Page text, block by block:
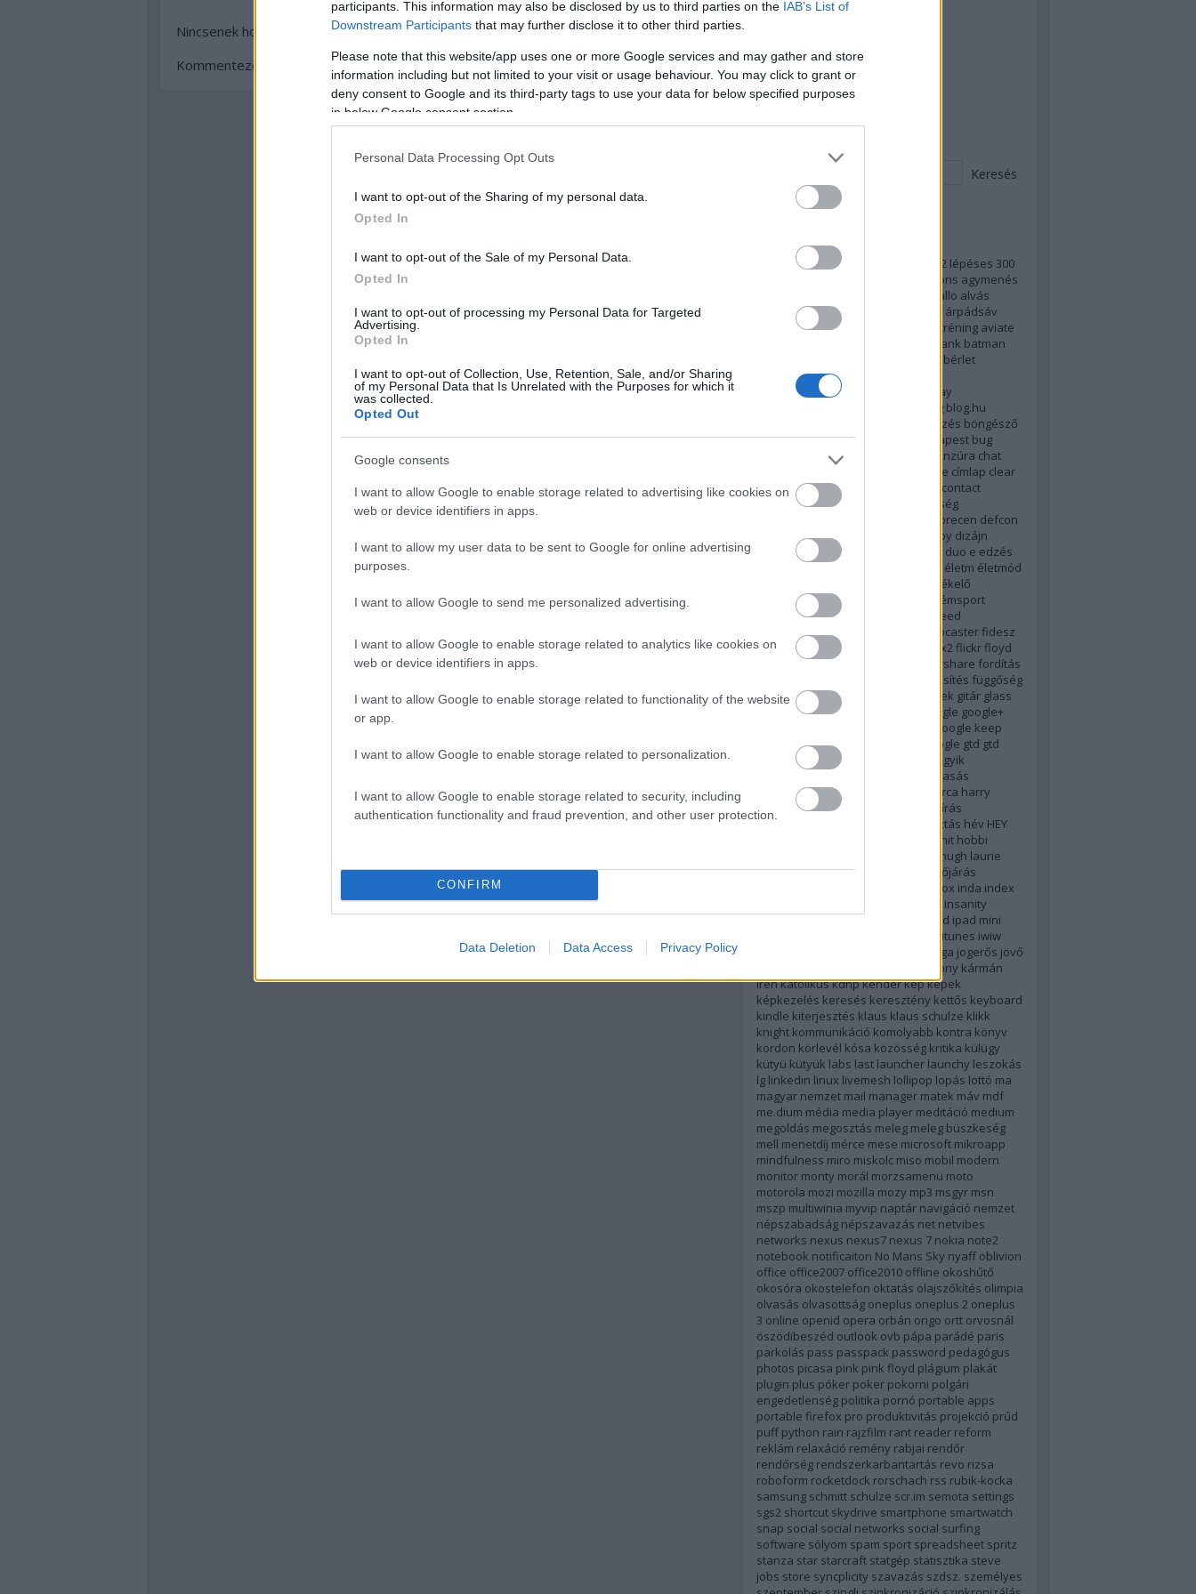
participants. This information may also be disclosed by us to third parties on the IAB’s List of
Downstream Participants that may further disclose it to other third parties.
Please note that this website/app uses one or more Google services and may gather and store
information including but not limited to your visit or usage behaviour. You may click to grant or
deny consent to Google and its third-party tags to use your data for below specified purposes
in below Google consent section.
Personal Data Processing Opt Outs
I want to opt-out of the Sharing of my personal data.
Opted In
I want to opt-out of the Sale of my Personal Data.
Opted In
I want to opt-out of processing my Personal Data for Targeted
Advertising.
Opted In
I want to opt-out of Collection, Use, Retention, Sale, and/or Sharing
of my Personal Data that Is Unrelated with the Purposes for which it
was collected.
Opted Out
Google consents
I want to allow Google to enable storage related to advertising like cookies on
web or device identifiers in apps.
I want to allow my user data to be sent to Google for online advertising
purposes.
I want to allow Google to send me personalized advertising.
I want to allow Google to enable storage related to analytics like cookies on
web or device identifiers in apps.
I want to allow Google to enable storage related to functionality of the website
or app.
I want to allow Google to enable storage related to personalization.
I want to allow Google to enable storage related to security, including
authentication functionality and fraud prevention, and other user protection.
CONFIRM
Data Deletion Data Access Privacy Policy
Nincsenek hozzászólások.
Kommentezéshez
lépj be , vagyregisztrálj! ‐Belépés Facebookkal
Rubik - Peches mázli
Rubik - megvan a teljes PLL!
Keresés
(effektívrizsa) 100fekvő 2 lépéses 300
addons agymenés
allo alvás
androidandroid instant app
árpádsáv
aspergerasztal autogén tréning aviate
bank batman
bérlet
bikiniszezonbillentyűparancs
billentyűparancsok
birthday
blog blog.hu
böngészés böngésző
bpptvbrainstorming budapest bug
bunkóbush cenzúra chat
címke címlap clear
clock codcombino
contact
cowparadecrashplan
cukorbetegség
debrecen defcon
deliciousdesire digsby dizájn
dolgomvan
drhouse duo e edzés
egérgesztusegészségügy életm életmód
évértékelő
excel2007explorer
extrémsport
eyecandye könyv
feed
felsőoktatásfeltörés fender stratocasterfidesz
fika
film find and run firefox2 flickrfloyd
focifogyasztóvédelem foldershare fordítás
frissítés függőség
gadgetsgalactica geek gitár glass
glypmseGmailgmail google google+
google keep
google readergoogle spaces gooogle gtd gtd
gusztos gyász
gyik
gyorsolvasás
gyurcsányhack harca harry
potter
használat
helyesírás
helymeghatározás
helyzetmegosztás hév HEY
hit hobbi
hugh laurie
hülyepchumoribooks
időjárás
inbox inda index
insanity
internetintézőintroversion ipad ipad mini
itunes iwiw
jóga jogerős jövő
karácsony kármán
irénkatolikuskdnpkenderképképek
képkezelés keresés keresztény kettős keyboard
kindle kiterjesztés klaus klaus schulze klikk
knight kommunikáció komolyabb kontra könyv
kordon körlevél kósa közösség kritika külügy
kütyü kütyük labs last launcher launchy leszokás
lg linkedin linux livemesh lollipop lopás lottó ma
magyar nemzet mail manager matek máv mdf
me.dium média media player meditáció medium
megoldás megosztás meleg meleg büszkeség
mell menetdíj mérce mese microsoft mikroapp
mindfulness miro miskolc miso mobil modern
monitor monty morál morzsamenü moto
motorola mozi mozilla mozy mp3 msgyr msn
mszp multiwinia myvip naptár navigáció nemzet
népszabadság népszavazás net netvibes
networks nexus nexus7 nexus 7 nokia note2
notebook notificaiton No Mans Sky nyaff oblivion
office office2007 office2010 offline okoshűtő
okosóra okostelefon oktatás olajszőkítés olimpia
olvasás olvasottság oneplus oneplus 2 oneplus
3 online openid opera orbán origo ortt orvosnál
öszödibeszéd outlook ovb pápa parádé paris
parkolás pass passpack password pedagógus
photos picasa pink pink floyd plágium plakát
plugin plus póker poker pokorni polgári
engedetlenség politika pornó portable apps
portable firefox pro produktivitás projekció prűd
puff python rain rajzfilm rant reader reform
reklám relaxáció remény rabjai rendőr
rendőrség rendszerkarbantartás revo rizsa
roboform rocketdock rorschach rss rubik-kocka
samsung schmitt schulze scr.im semota settings
sgs2 shortcut skydrive smartphone smartwatch
snap social social networks social surfing
software sólyom spam sport spreadsheet spritz
stanza star starcraft statgép statisztika steve
jobs store syncplicity szavazás szdsz. személyes